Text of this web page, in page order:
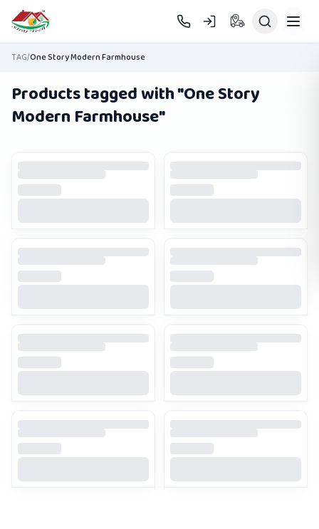
Skip to main content
TAG/One Story Modern Farmhouse
Products tagged with "One Story
Modern Farmhouse"